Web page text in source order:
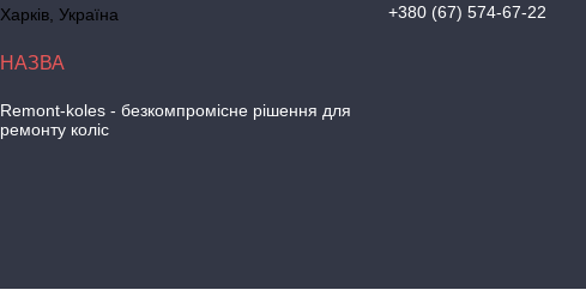
Харків, Україна
Remont-koles - безкомпромісне рішення для
ремонту коліс
+380 (67) 574-67-22